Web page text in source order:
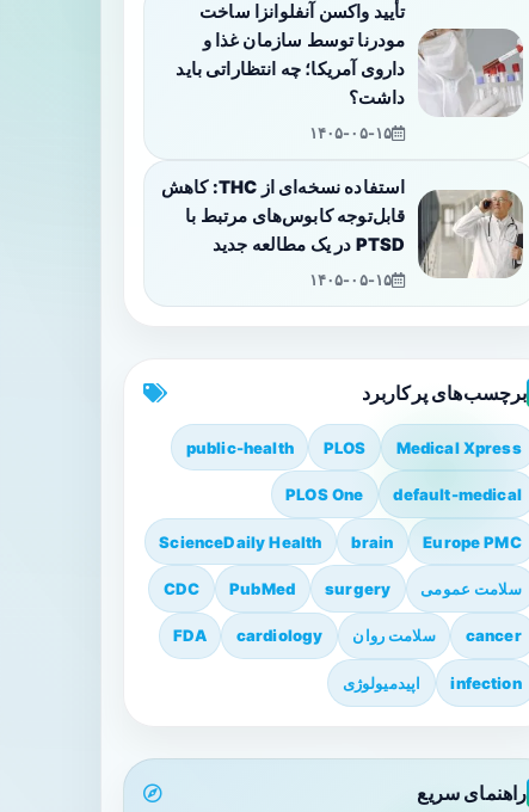
تأیید واکسن آنفلوانزا ساخت
مودرنا توسط سازمان غذا و
داروی آمریکا؛ چه انتظاراتی باید
داشت؟
۱۴۰۵-۰۵-۱۵
استفاده نسخه‌ای از THC: کاهش
قابل‌توجه کابوس‌های مرتبط با
PTSD در یک مطالعه جدید
۱۴۰۵-۰۵-۱۵
برچسب‌های پرکاربرد
Medical Xpress
PLOS
public-health
default-medical
PLOS One
Europe PMC
brain
ScienceDaily Health
سلامت عمومی surgery
PubMed
CDC
cancer سلامت روان cardiology
FDA
infection اپیدمیولوژی
راهنمای سریع